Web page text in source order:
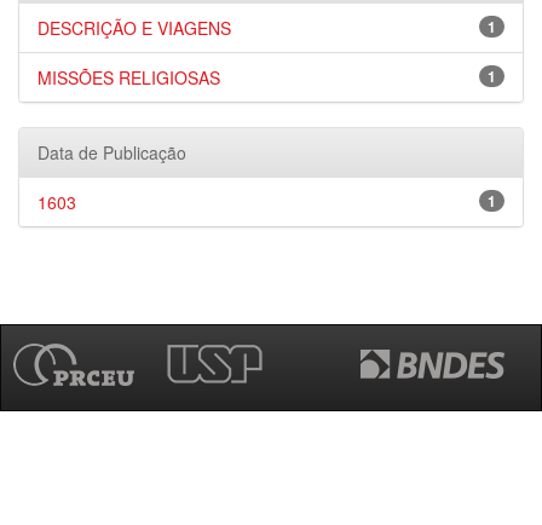
1
DESCRIÇÃO E VIAGENS
1
MISSÕES RELIGIOSAS
Data de Publicação
1
1603